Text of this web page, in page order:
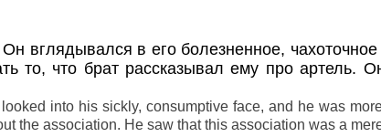
вглядывался в его болезненное,
то, что брат рассказывал ему про артель.
into his sickly, consumptive face, and he was
the association. He saw that this association was a